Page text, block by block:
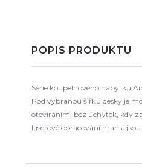
POPIS PRODUKTU
Série koupelnového nábytku
Pod vybranou šířku desky je
otevíráním, bez úchytek, kdy
laserové opracování hran a